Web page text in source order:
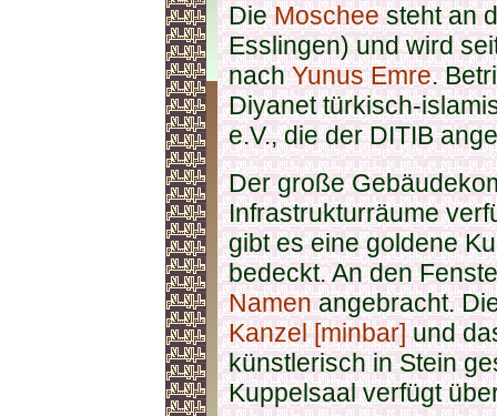
DieMoscheesteht an
Esslingen) und wird
nachYunus Emre.
Diyanet türkisch-
e.V., die der DITIB
Der große
Infrastrukturräume
gibt es eine goldene
bedeckt. An den
Namenangebracht.
Kanzel [minbar]und
künstlerisch in Stein
Kuppelsaal verfügt